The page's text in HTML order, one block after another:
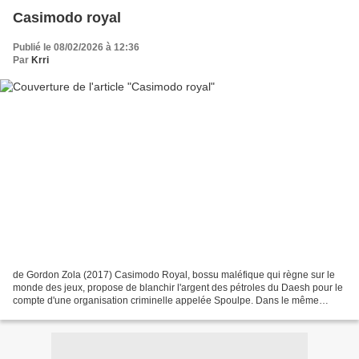
Casimodo royal
Publié le 08/02/2026 à 12:36
Par Krri
de Gordon Zola (2017) Casimodo Royal, bossu maléfique qui règne sur le
monde des jeux, propose de blanchir l'argent des pétroles du Daesh pour le
compte d'une organisation criminelle appelée Spoulpe. Dans le même